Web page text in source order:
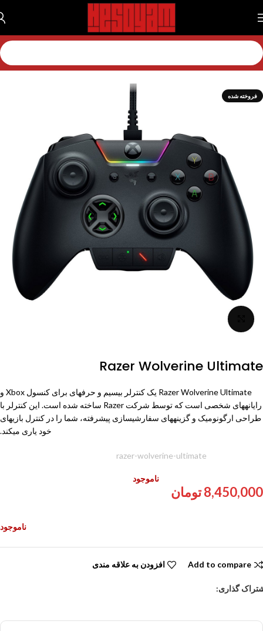
خانه لوازم جانبی لوازم جانبی اکس باکس دسته اکس باکس
فروخته شده
برای بزرگنمایی کلیک کنید
Razer Wolverine Ultimate
Razer Wolverine Ultimate یک کنترلر بیسیم و حرفهای برای کنسول Xbox و
رایانههای شخصی است که توسط شرکت Razer ساخته شده است. این کنترلر با
طراحی ارگونومیک و گزینههای سفارشیسازی پیشرفته، شما را در کنترل بازیهای
خود یاری میکند.
razer-wolverine-ultimate
8,450,000تومان
ناموجود
ناموجود
Add to compare افزودن به علاقه مندی
گذاری: